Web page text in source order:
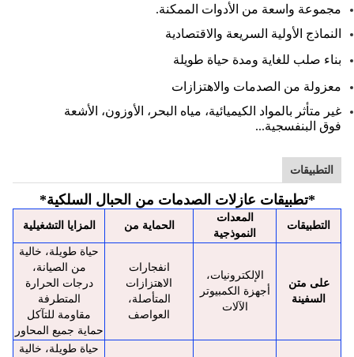
مجموعة واسعة من الأدوات الممكنة.
النماذج الأولية السريعة والاقتصادية
بناء صلب للغاية ومدة حياة طويلة
معزولة من الصدمات والاهتزازات
غير متأثر بالمواد الكيميائية، مياه البحر، الأوزون، الأشعة
فوق البنفسجية...
التطبيقات
*تطبيقات عازلات الصدمات من الحبال السلكية*
التطبيقات
المعدات
النموذجية
الحماية من المزايا التشغيلية
على متن
السفينة
الإلكترونيات،
أجهزة الكمبيوتر
الآلات
انفجارات
الاهتزازات
المتأصلة،
العواصف
حياة طويلة، خالية
من الصيانة،
درجات الحرارة
المتطرفة
مقاومة للتآكل
حماية جميع المحاور
حياة طويلة، خالية